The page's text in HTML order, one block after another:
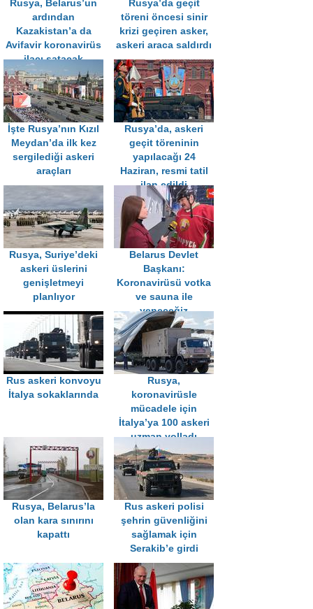
Rusya, Belarus’un
ardından
Kazakistan’a da
Avifavir koronavirüs
ilacı satacak
Rusya’da geçit
töreni öncesi sinir
krizi geçiren asker,
askeri araca saldırdı
İşte Rusya’nın Kızıl
Meydan’da ilk kez
sergilediği askeri
araçları
Rusya’da, askeri
geçit töreninin
yapılacağı 24
Haziran, resmi tatil
ilan edildi
Rusya, Suriye’deki
askeri üslerini
genişletmeyi
planlıyor
Belarus Devlet
Başkanı:
Koronavirüsü votka
ve sauna ile
yeneceğiz
Rus askeri konvoyu
İtalya sokaklarında
Rusya,
koronavirüsle
mücadele için
İtalya’ya 100 askeri
uzman yolladı
Rusya, Belarus’la
olan kara sınırını
kapattı
Rus askeri polisi
şehrin güvenliğini
sağlamak için
Serakib’e girdi